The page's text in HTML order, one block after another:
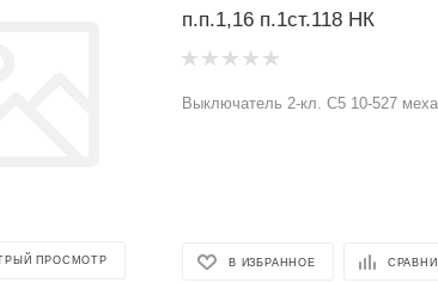
ПРОСМОТР
п.п.1,16 п.1ст.118 НК
Выключатель 2-кл. С5 10-527
В ИЗБРАННОЕ